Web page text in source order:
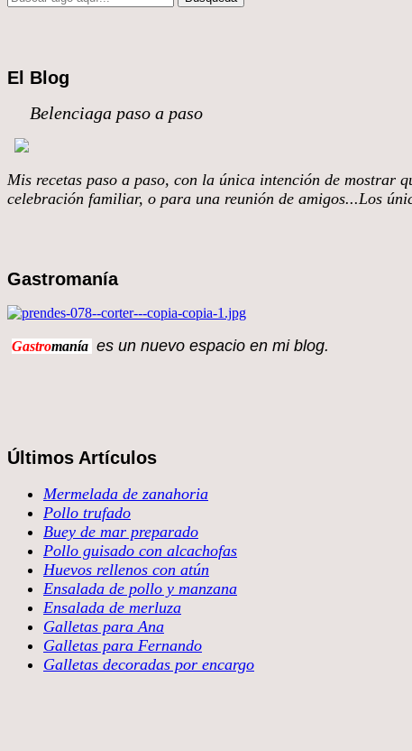
El Blog
Belenciaga paso a paso
Mis recetas paso a paso, con la única intención de mostrar
celebración familiar, o para una reunión de amigos...Los
Gastromanía
Gastromanía es un nuevo espacio en
Últimos Artículos
Mermelada de zanahoria
Pollo trufado
Buey de mar preparado
Pollo guisado con alcachofas
Huevos rellenos con atún
Ensalada de pollo y manzana
Ensalada de merluza
Galletas para Ana
Galletas para Fernando
Galletas decoradas por encargo